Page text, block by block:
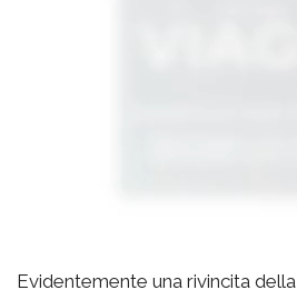
Evidentemente una rivincita